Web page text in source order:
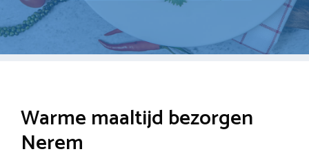
Warme maaltijd bezorgen
Nerem